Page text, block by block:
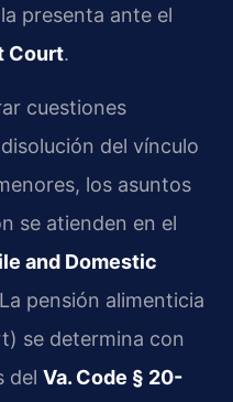
presenta ante el
Court.
cuestiones
del vínculo
los asuntos
se atienden en el
and Domestic
pensión alimenticia
se determina con
del Va. Code § 20-